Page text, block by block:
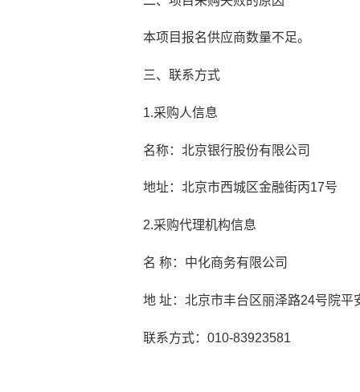
本项目报名供应商数量不足。
三、联系方式
1.采购人信息
名称： 北京银行股份有限公司
地址： 北京市西城区金融街丙17号
2.采购代理机构信息
名 称：中化商务有限公司
地 址：北京市丰台区丽泽路24号院平
联系方式： 010-83923581